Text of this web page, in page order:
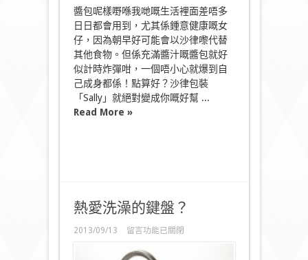
污
糟
衫！〉
中
醬包呢樣嘢喺我哋嘅生活裡面差唔多
日日都會用到，尤其係鍾意健康嘅女
仔，因為朝早好可能會以沙律嚟代替
其他食物。但係充滿醬汁嘅醬包就好
似計時炸彈咁，一個唔小心就爆到自
己成身都係！點算好？沙律包裝
「Sally」就絕對變成你嘅好幫 ...
Read More »
熱愛洗澡的鍵盤？
2013/09/13
在
愛
留言功能已關閉